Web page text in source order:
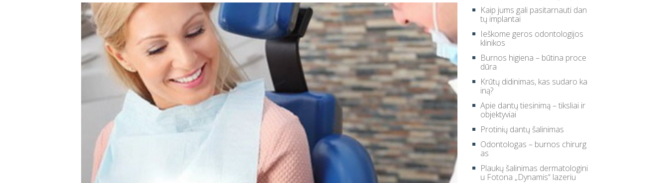
Kaip jums gali pasitarnauti dan
tų implantai
Ieškome geros odontologijos
klinikos
Burnos higiena – būtina proce
dūra
Krūtų didinimas, kas sudaro ka
iną?
Apie dantų tiesinimą – tiksliai ir
objektyviai
Protinių dantų šalinimas
Odontologas – burnos chirurg
as
Plaukų šalinimas dermatologini
u Fotona „Dynamis“ lazeriu